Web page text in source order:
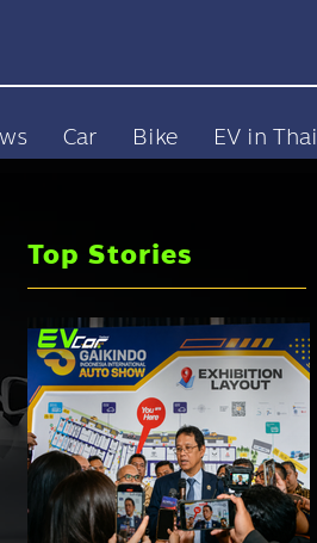
Car Bike EV in Thai
Top Stories